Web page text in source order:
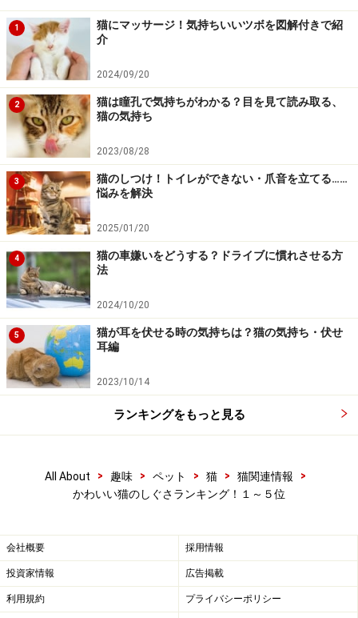
1
猫にマッサージ！気持ちいいツボを図解付きで紹
介
2024/09/20
2
猫は瞳孔で気持ちがわかる？目を見て読み取る、
猫の気持ち
2023/08/28
3
猫のしつけ！トイレができない・爪音を立てる……
悩みを解決
2025/01/20
4
猫の車嫌いをどうする？ドライブに慣れさせる方
法
2024/10/20
5
猫が耳を伏せる時の気持ちは？猫の気持ち・伏せ
耳編
2023/10/14
ランキングをもっと見る
All About > 趣味 > ペット > 猫 > 猫関連情報
>
かわいい猫のしぐさランキング！１～５位
会社概要 採用情報
投資家情報 広告掲載
利用規約 プライバシーポリシー